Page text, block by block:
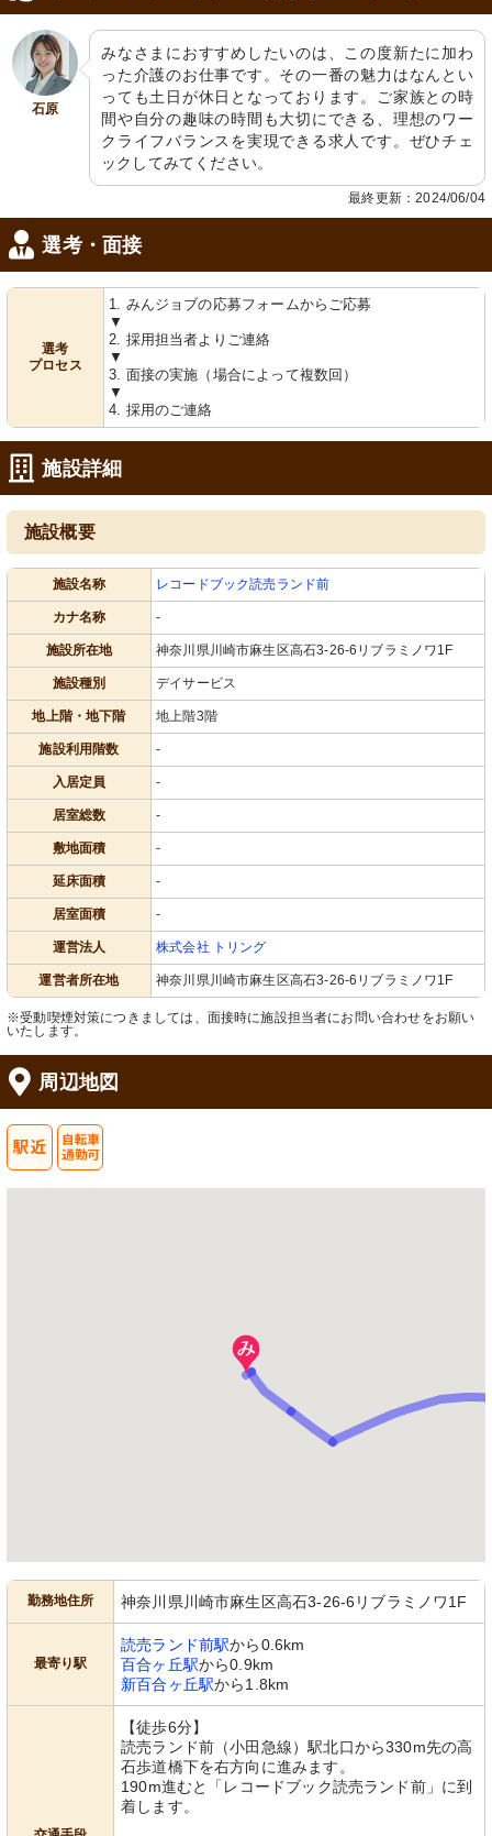
石原
みなさまにおすすめしたいのは、この度新たに加わ
った介護のお仕事です。その一番の魅力はなんとい
っても土日が休日となっております。ご家族との時
間や自分の趣味の時間も大切にできる、理想のワー
クライフバランスを実現できる求人です。ぜひチェ
ックしてみてください。
最終更新：2024/06/04
選考・面接
選考
プロセス
1. みんジョブの応募フォームからご応募
▼
2. 採用担当者よりご連絡
▼
3. 面接の実施（場合によって複数回）
▼
4. 採用のご連絡
施設詳細
施設概要
施設名称 レコードブック読売ランド前
カナ名称 -
施設所在地 神奈川県川崎市麻生区高石3-26-6リブラミノワ1F
施設種別 デイサービス
地上階・地下階 地上階3階
施設利用階数 -
入居定員 -
居室総数 -
敷地面積 -
延床面積 -
居室面積 -
運営法人 株式会社 トリング
運営者所在地 神奈川県川崎市麻生区高石3-26-6リブラミノワ1F
※受動喫煙対策につきましては、面接時に施設担当者にお問い合わせをお願い
いたします。
周辺地図
勤務地住所 神奈川県川崎市麻生区高石3-26-6リブラミノワ1F
最寄り駅
読売ランド前駅から0.6km
百合ヶ丘駅から0.9km
新百合ヶ丘駅から1.8km
【徒歩6分】
読売ランド前（小田急線）駅北口から330m先の高
石歩道橋下を右方向に進みます。
190m進むと「レコードブック読売ランド前」に到
着します。